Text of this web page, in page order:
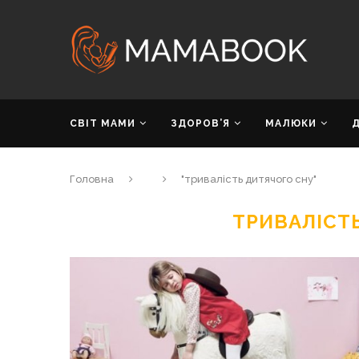
СВІТ МАМИ ЗДОРОВ’Я МАЛЮКИ
Головна "тривалість дитячого сну"